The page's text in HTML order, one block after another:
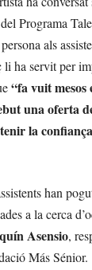
Programa
als
ha servit per
“fa vuit
una oferta
la
han
a la cerca
Asensio,
Más Sénior.